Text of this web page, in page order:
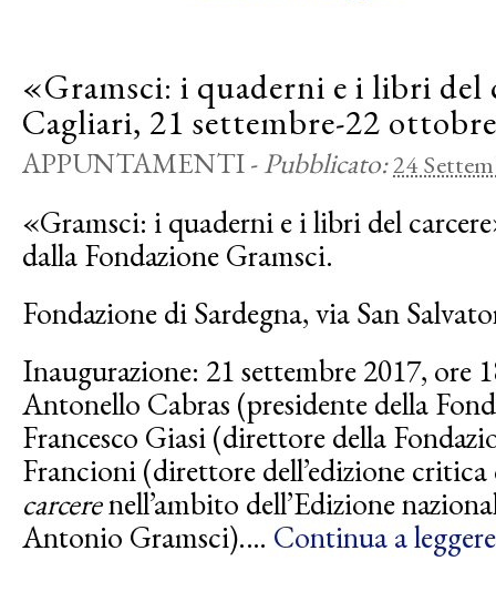
«Gramsci: i quaderni e i libri del
Cagliari, 21 settembre-22
APPUNTAMENTI-Pubblicato:24
«Gramsci: i quaderni e i libri del
dalla Fondazione Gramsci.
Fondazione di Sardegna, via San
Inaugurazione: 21 settembre 2017, ore
Antonello Cabras (presidente della
Francesco Giasi (direttore della
Francioni (direttore dell’edizione
carcerenell’ambito dell’Edizione
Antonio Gramsci).… Continua a leggere